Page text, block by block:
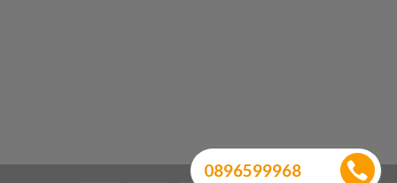
0896599968